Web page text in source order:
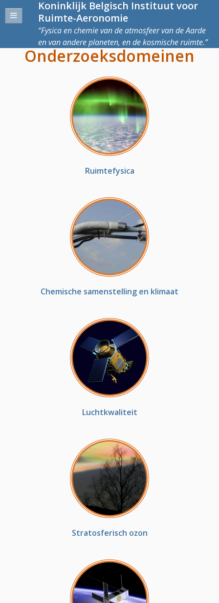
Koninklijk Belgisch Instituut voor
Ruimte-Aeronomie
Fysica en chemie van de atmosfeer van de Aarde
en van andere planeten, en de kosmische ruimte.
Onderzoeksdomeinen
Ruimtefysica
Chemische samenstelling en klimaat
Luchtkwaliteit
Stratosferisch ozon